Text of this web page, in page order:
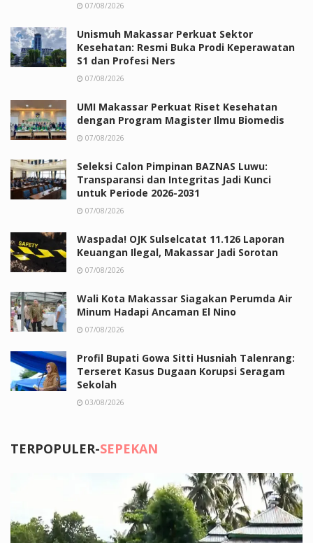
07/08/2026
Unismuh Makassar Perkuat Sektor
Kesehatan: Resmi Buka Prodi Keperawatan
S1 dan Profesi Ners
07/08/2026
UMI Makassar Perkuat Riset Kesehatan
dengan Program Magister Ilmu Biomedis
07/08/2026
Seleksi Calon Pimpinan BAZNAS Luwu:
Transparansi dan Integritas Jadi Kunci
untuk Periode 2026-2031
07/08/2026
Waspada! OJK Sulselcatat 11.126 Laporan
Keuangan Ilegal, Makassar Jadi Sorotan
07/08/2026
Wali Kota Makassar Siagakan Perumda Air
Minum Hadapi Ancaman El Nino
07/08/2026
Profil Bupati Gowa Sitti Husniah Talenrang:
Terseret Kasus Dugaan Korupsi Seragam
Sekolah
03/08/2026
TERPOPULER-SEPEKAN